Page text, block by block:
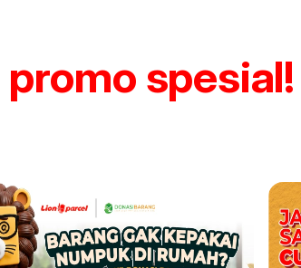
promo spesial!